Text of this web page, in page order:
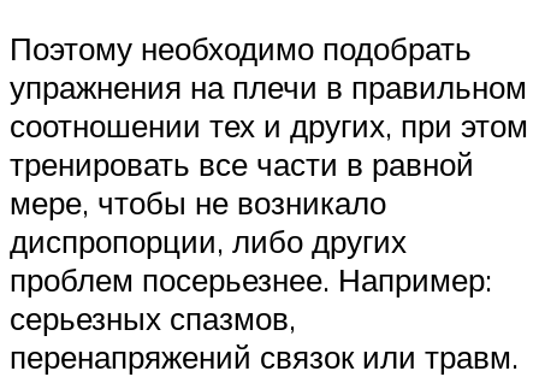
Поэтому необходимо подобрать
упражнения на плечи в правильном
соотношении тех и других, при этом
тренировать все части в равной
мере, чтобы не возникало
диспропорции, либо других
проблем посерьезнее. Например:
серьезных спазмов,
перенапряжений связок или травм.